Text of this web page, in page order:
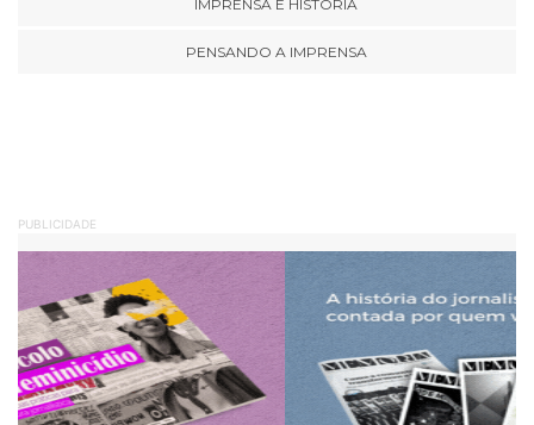
IMPRENSA E HISTÓRIA
PENSANDO A IMPRENSA
PUBLICIDADE